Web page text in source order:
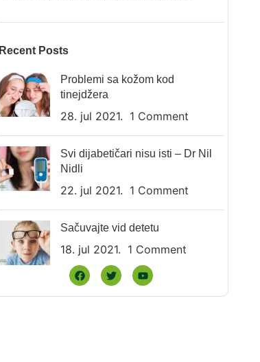
Recent Posts
Problemi sa kožom kod
tinejdžera
28. jul 2021. 1 Comment
Svi dijabetičari nisu isti – Dr Nil
Nidli
22. jul 2021. 1 Comment
Sačuvajte vid detetu
18. jul 2021. 1 Comment